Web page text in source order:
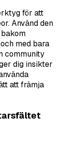
för att
Använd den
med bara
community
dig insikter
att främja